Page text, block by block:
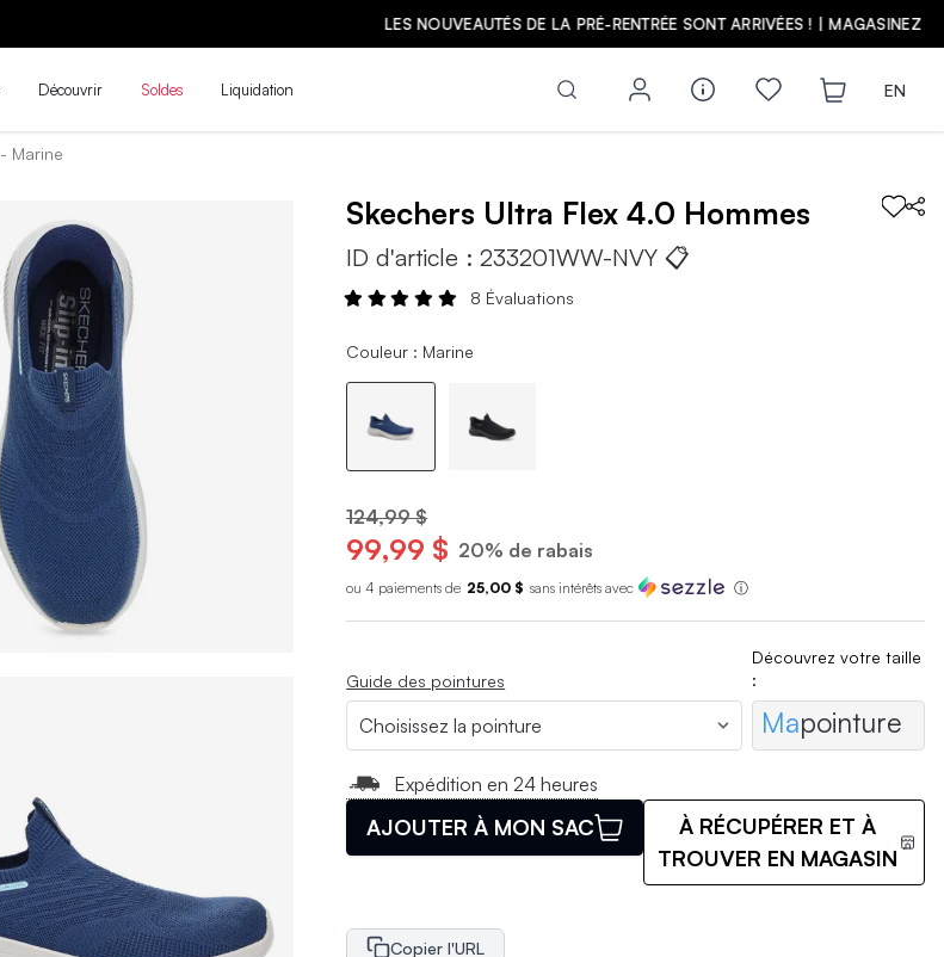
DE LA PRÉ-RENTRÉE SONT ARRIVÉES ! | MAGASINEZ
Découvrir Soldes Liquidation EN
Marine
Skechers Ultra Flex 4.0 Hommes
ID d'article :233201WW-NVY 📋
8 Évaluations
Couleur : Marine
124,99 $
99,99 $ 20% de rabais
ou 4 paiements de 25,00 $ sans intérêts avec ⓘ
Guide des pointures
Découvrez votre taille
:
Mapointure
Expédition en 24 heures
AJOUTER À MON SAC
À RÉCUPÉRER ET À
TROUVER EN MAGASIN
Copier l'URL